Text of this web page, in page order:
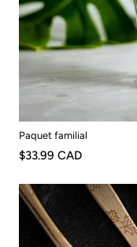
Paquet familial
$33.99 CAD